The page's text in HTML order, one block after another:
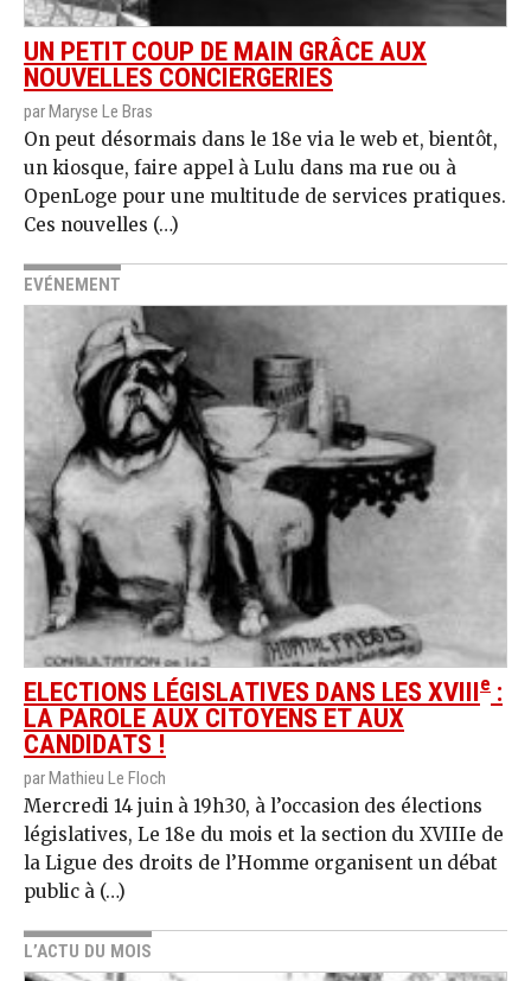
UN PETIT COUP DE MAIN GRÂCE AUX
NOUVELLES CONCIERGERIES
par Maryse Le Bras
On peut désormais dans le 18e via le web et, bientôt,
un kiosque, faire appel à Lulu dans ma rue ou à
OpenLoge pour une multitude de services pratiques.
Ces nouvelles (…)
EVÉNEMENT
ELECTIONS LÉGISLATIVES DANS LES XVIIIe :
LA PAROLE AUX CITOYENS ET AUX
CANDIDATS !
par Mathieu Le Floch
Mercredi 14 juin à 19h30, à l’occasion des élections
législatives, Le 18e du mois et la section du XVIIIe de
la Ligue des droits de l’Homme organisent un débat
public à (…)
L’ACTU DU MOIS